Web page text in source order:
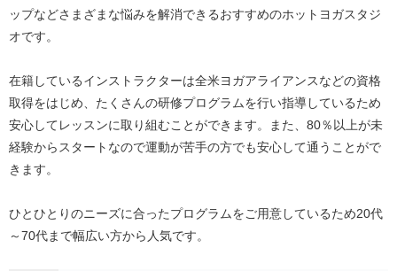
ップなどさまざまな悩みを解消できるおすすめのホットヨガスタジ
オです。
在籍しているインストラクターは全米ヨガアライアンスなどの資格
取得をはじめ、たくさんの研修プログラムを行い指導しているため
安心してレッスンに取り組むことができます。また、80％以上が未
経験からスタートなので運動が苦手の方でも安心して通うことがで
きます。
ひとひとりのニーズに合ったプログラムをご用意しているため20代
～70代まで幅広い方から人気です。